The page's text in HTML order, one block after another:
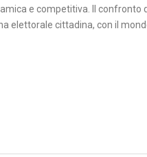
e competitiva. Il confronto
elettorale cittadina, con il